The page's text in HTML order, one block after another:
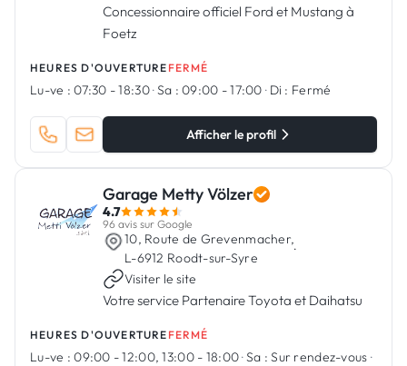
Concessionnaire officiel Ford et Mustang à
Foetz
HEURES D'OUVERTURE FERMÉ
Lu-ve : 07:30 - 18:30·Sa : 09:00 - 17:00· Di : Fermé
Afficher le profil
Garage Metty Völzer
4.7
96 avis sur Google
10, Route de Grevenmacher,
L-6912 Roodt-sur-Syre
·
Visiter le site
Votre service Partenaire Toyota et Daihatsu
HEURES D'OUVERTURE FERMÉ
Lu-ve : 09:00 - 12:00, 13:00 - 18:00·Sa : Sur rendez-vous ·